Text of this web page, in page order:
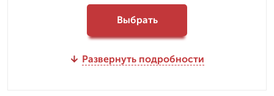
Выбрать
Развернуть подробности